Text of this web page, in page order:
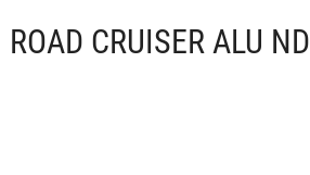
ROAD CRUISER ALU ND